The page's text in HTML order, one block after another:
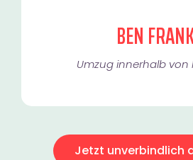
BEN
Umzug innerhalb von
Jetzt unverbindlich